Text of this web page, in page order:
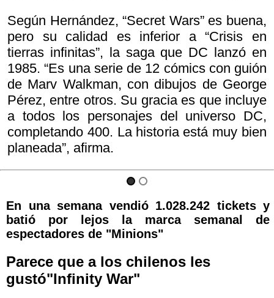
Según Hernández, “Secret Wars” es buena,
pero su calidad es inferior a “Crisis en
tierras infinitas”, la saga que DC lanzó en
1985. “Es una serie de 12 cómics con guión
de Marv Walkman, con dibujos de George
Pérez, entre otros. Su gracia es que incluye
a todos los personajes del universo DC,
completando 400. La historia está muy bien
planeada”, afirma.
En una semana vendió 1.028.242 tickets y
batió por lejos la marca semanal de
espectadores de "Minions"
Parece que a los chilenos les
gustó"Infinity War"